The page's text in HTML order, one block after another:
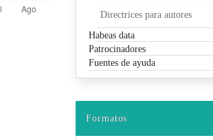
Directrices para autores
Habeas data
Patrocinadores
Fuentes de ayuda
Formatos